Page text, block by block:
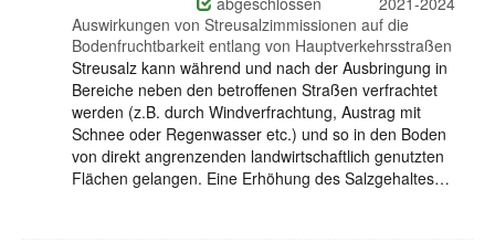
Auswirkungen von Streusalzimmissionen auf die
Bodenfruchtbarkeit entlang von Hauptverkehrsstraßen
Streusalz kann während und nach der Ausbringung in
Bereiche neben den betroffenen Straßen verfrachtet
werden (z.B. durch Windverfrachtung, Austrag mit
Schnee oder Regenwasser etc.) und so in den Boden
von direkt angrenzenden landwirtschaftlich genutzten
Flächen gelangen. Eine Erhöhung des Salzgehaltes…